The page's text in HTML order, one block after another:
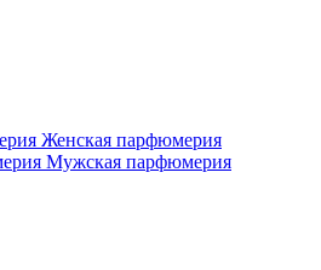
Женская парфюмерия
Мужская парфюмерия